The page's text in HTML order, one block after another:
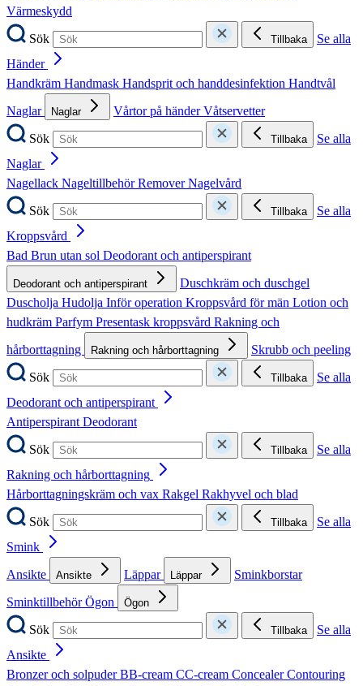
Värmeskydd
Sök
Tillbaka
Se alla
Händer
Handkräm Handmask Handsprit och handdesinfektion Handtvål
Naglar
Naglar Vårtor på händerVåtservetter
Sök
Tillbaka
Se alla
Naglar
Nagellack NageltillbehörRemoverNagelvård
Sök
Tillbaka
Se alla
Kroppsvård
Bad Brun utan sol Deodorant och antiperspirant
Deodorant och antiperspirant
Duschkräm och duschgel
Duscholja Hudolja Inför operation Kroppsvård för män Lotion och
hudkräm Parfym Presentask kroppsvård Rakning och
hårborttagning
Rakning och hårborttagning
Skrubb och peeling
Sök
Tillbaka
Se alla
Deodorant och antiperspirant
AntiperspirantDeodorant
Sök
Tillbaka
Se alla
Rakning och hårborttagning
Hårborttagningskräm och vax Rakgel Rakhyvel och blad
Sök
Tillbaka
Se alla
Smink
Ansikte
Ansikte Läppar Läppar
Sminkborstar
SminktillbehörÖgon Ögon
Sök Tillbaka
Se alla
Ansikte
Bronzer och solpuderBB-cream CC-cream ConcealerContouring